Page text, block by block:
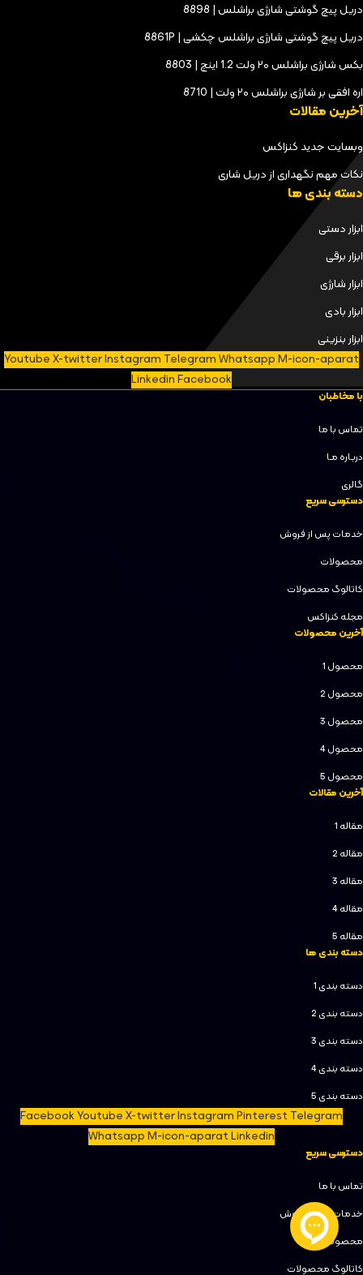
دریل پیچ گوشتی شارژی براشلس | 8898
دریل پیچ گوشتی شارژی براشلس چکشی | 8861P
بکس شارژی براشلس ۲۰ ولت 1.2 اینچ | 8803
اره افقی بر شارژی براشلس ۲۰ ولت | 8710
آخرین مقالات
وبسایت جدید کنزاکس
نکات مهم نگهداری از دریل شاری
دسته بندی ها
ابزار دستی
ابزار برقی
ابزار شارژی
ابزار بادی
ابزار بنزینی
YoutubeX-twitterInstagram TelegramWhatsappM-icon-aparat
LinkedinFacebook
با مخاطبان
تماس با ما
دربـاره مـا
گالری
دسترسی سریع
خدمات پس از فروش
محصولات
کاتالوگ محصولات
مجله کنزاکس
آخرین محصولات
محصول 1
محصول 2
محصول 3
محصول 4
محصول 5
آخرین مقالات
مقاله 1
مقاله 2
مقاله 3
مقاله 4
مقاله 5
دسته بندی ها
دسته بندی 1
دسته بندی 2
دسته بندی 3
دسته بندی 4
دسته بندی 5
FacebookYoutubeX-twitterInstagramPinterest Telegram
WhatsappM-icon-aparatLinkedin
دسترسی سریع
تماس با ما
خدمات پس از فروش
محصولات
کاتالوگ محصولات